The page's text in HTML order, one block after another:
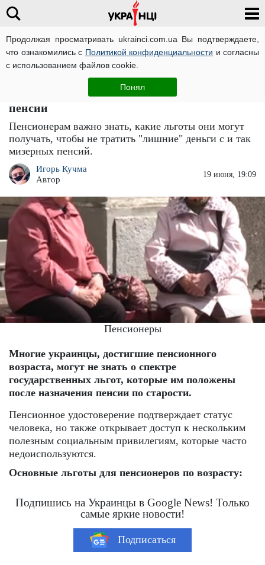
Продолжая просматривать ukrainci.com.ua Вы подтверждаете,
что ознакомились с Политикой конфиденциальности и согласны
с использованием файлов cookie.
Понял
Пенсионеры теряют тысячи гривен, не
подозревая этого: какие льготы сохранят
пенсии
Пенсионерам важно знать, какие льготы они могут
получать, чтобы не тратить "лишние" деньги с и так
мизерных пенсий.
Игорь Кучма
Автор
19 июня, 19:09
Пенсионеры
Многие украинцы, достигшие пенсионного
возраста, могут не знать о спектре
государственных льгот, которые им положены
после назначения пенсии по старости.
Пенсионное удостоверение подтверждает статус
человека, но также открывает доступ к нескольким
полезным социальным привилегиям, которые часто
недоиспользуются.
Основные льготы для пенсионеров по возрасту:
Подпишись на Украинцы в Google News! Только
самые яркие новости!
Подписаться